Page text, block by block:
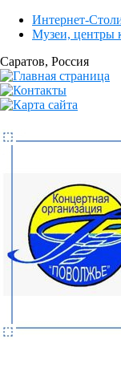
Интернет-
Музеи, центры
Саратов, Россия